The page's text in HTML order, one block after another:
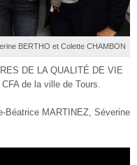
BERTHO et Colette CHAMBON
DE LA QUALITÉ DE VIE
de la ville de Tours.
Béatrice MARTINEZ, Séverine